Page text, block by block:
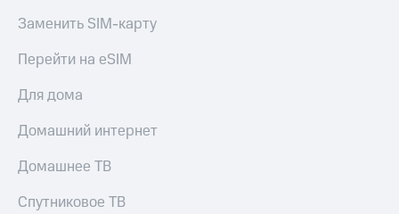
Заменить SIM-карту
Перейти на eSIM
Для дома
Домашний интернет
Домашнее ТВ
Спутниковое ТВ